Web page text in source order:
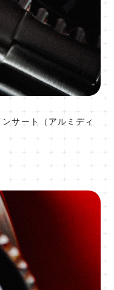
サート（アルミディ